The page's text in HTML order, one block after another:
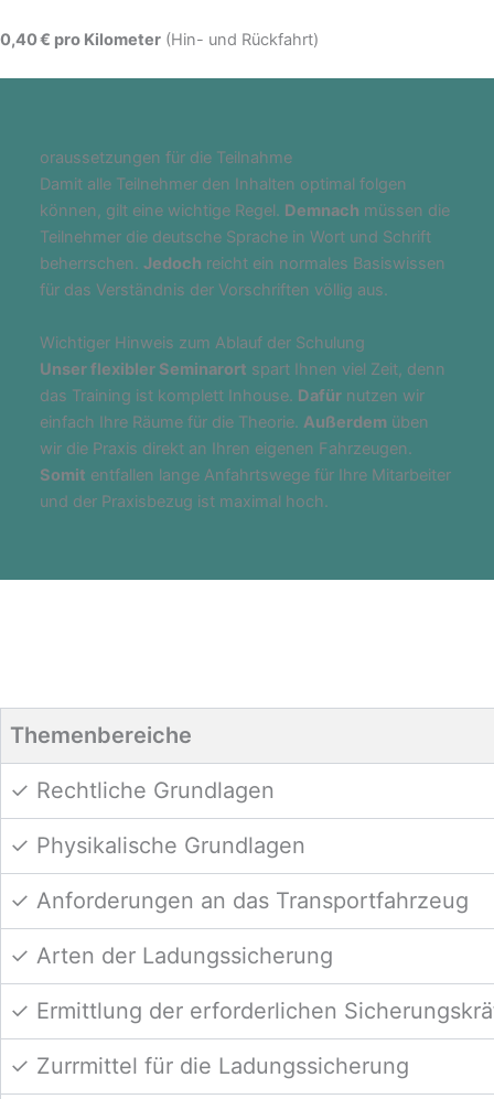
0,40 € pro Kilometer (Hin- und Rückfahrt)
oraussetzungen für die Teilnahme
Damit alle Teilnehmer den Inhalten optimal folgen
können, gilt eine wichtige Regel. Demnach müssen die
Teilnehmer die deutsche Sprache in Wort und Schrift
beherrschen. Jedoch reicht ein normales Basiswissen
für das Verständnis der Vorschriften völlig aus.
Wichtiger Hinweis zum Ablauf der Schulung
Unser flexibler Seminarort spart Ihnen viel Zeit, denn
das Training ist komplett Inhouse. Dafürnutzen wir
einfach Ihre Räume für die Theorie. Außerdemüben
wir die Praxis direkt an Ihren eigenen Fahrzeugen.
Somit entfallen lange Anfahrtswege für Ihre Mitarbeiter
und der Praxisbezug ist maximal hoch.
Themenbereiche
✓ Rechtliche Grundlagen
✓ Physikalische Grundlagen
✓ Anforderungen an das Transportfahrzeug
✓ Arten der Ladungssicherung
✓ Ermittlung der erforderlichen
✓ Zurrmittel für die Ladungssicherung